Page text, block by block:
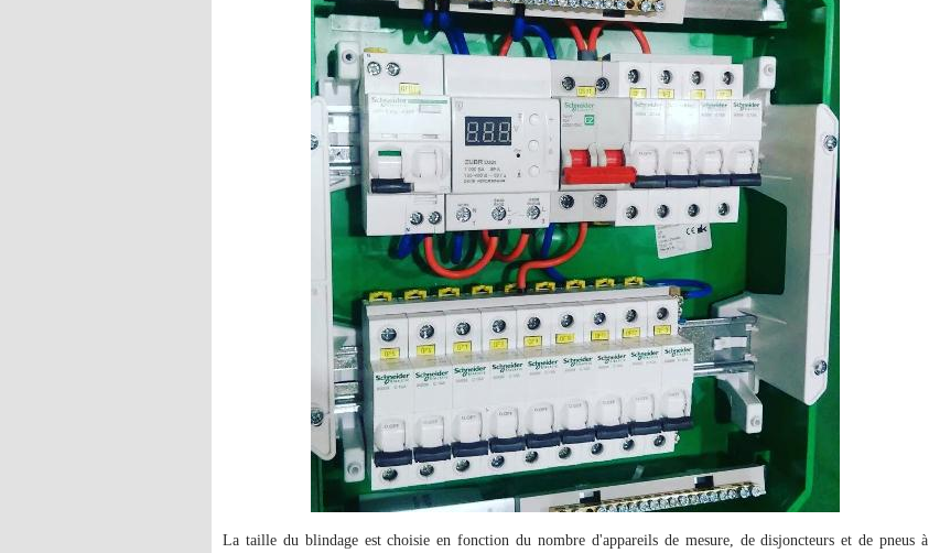
La taille du blindage est choisie en fonction du nombre d'appareils de mesure, de disjoncteurs et de pneus à